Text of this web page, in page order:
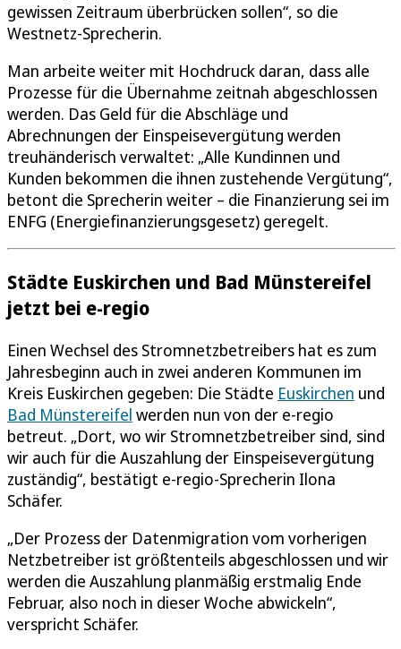
gewissen Zeitraum überbrücken sollen“, so die
Westnetz-Sprecherin.
Man arbeite weiter mit Hochdruck daran, dass alle
Prozesse für die Übernahme zeitnah abgeschlossen
werden. Das Geld für die Abschläge und
Abrechnungen der Einspeisevergütung werden
treuhänderisch verwaltet: „Alle Kundinnen und
Kunden bekommen die ihnen zustehende Vergütung“,
betont die Sprecherin weiter – die Finanzierung sei im
ENFG (Energiefinanzierungsgesetz) geregelt.
Städte Euskirchen und Bad Münstereifel
jetzt bei e-regio
Einen Wechsel des Stromnetzbetreibers hat es zum
Jahresbeginn auch in zwei anderen Kommunen im
Kreis Euskirchen gegeben: Die Städte Euskirchen und
Bad Münstereifel werden nun von der e-regio
betreut. „Dort, wo wir Stromnetzbetreiber sind, sind
wir auch für die Auszahlung der Einspeisevergütung
zuständig“, bestätigt e-regio-Sprecherin Ilona
Schäfer.
„Der Prozess der Datenmigration vom vorherigen
Netzbetreiber ist größtenteils abgeschlossen und wir
werden die Auszahlung planmäßig erstmalig Ende
Februar, also noch in dieser Woche abwickeln“,
verspricht Schäfer.